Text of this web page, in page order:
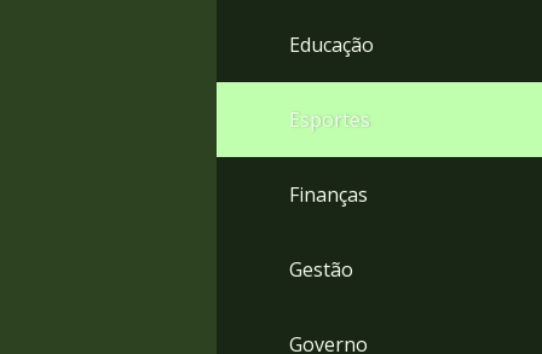
Educação
Esportes
Finanças
Gestão
Governo